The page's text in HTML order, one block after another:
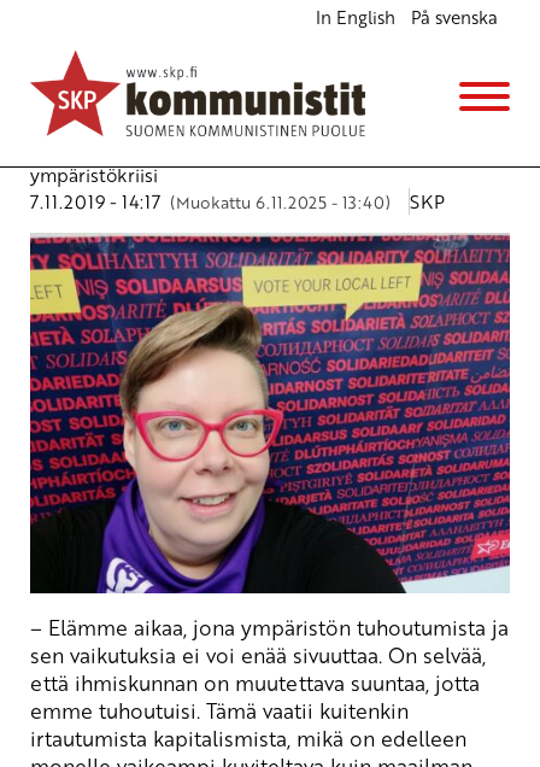
In English På svenska
Kapitalismin haastamisen kautta muutokseen
Ajankohtaista
Avainsanat:ilmastonmuutos,kapitalismi
ympäristökriisi
7.11.2019 - 14:17 (Muokattu 6.11.2025 - 13:40) SKP
– Elämme aikaa, jona ympäristön tuhoutumista ja
sen vaikutuksia ei voi enää sivuuttaa. On selvää,
että ihmiskunnan on muutettava suuntaa, jotta
emme tuhoutuisi. Tämä vaatii kuitenkin
irtautumista kapitalismista, mikä on edelleen